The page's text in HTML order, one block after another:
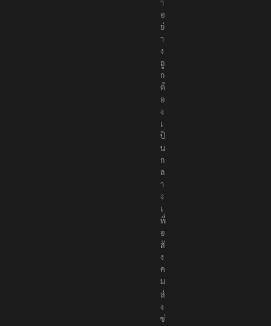
อ
ห
า
อ
ย่
า
ง
ถู
ก
ต้
อ
ง
เ
ป็
น
ก
ล
า
ง
เ
พื่
อ
สั
ง
ค
ม
ส่